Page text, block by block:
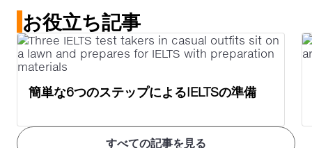
ごく基本的な情報を単語の羅列や短い決まり文句で伝え
るが、実際のコミュニケーションはできない。英語の会
話や文章を理解するのは極めて困難である。
説明
単語の羅列以外は、基本的に英語を使う能力を有してい
ない。
説明
評価可能な情報が提供されていない。
お役立ち記事
すべての記事を見る
簡単な6つのステップによるIELTSの準備